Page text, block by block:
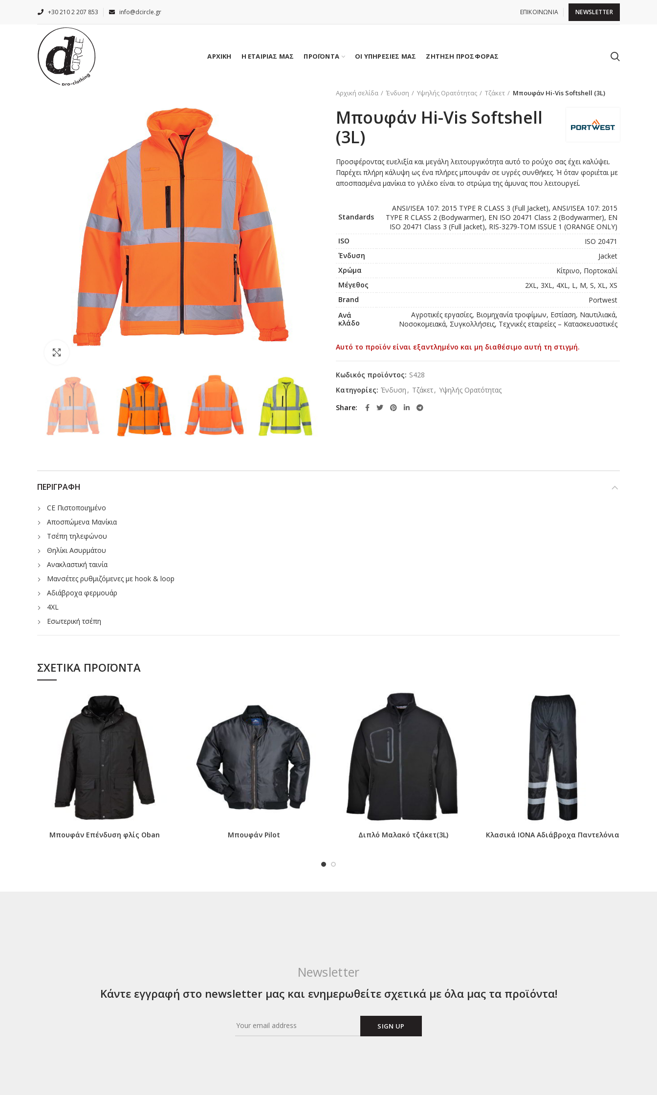
+30 210 2 207 853 info@dcircle.gr ΕΠΙΚΟΙΝΩΝΙΑ NEWSLETTER
ΑΡΧΙΚΗ Η ΕΤΑΙΡΙΑΣ ΜΑΣ ΠΡΟΪΟΝΤΑ ΟΙ ΥΠΗΡΕΣΙΕΣ ΜΑΣ ΖΗΤΗΣΗ ΠΡΟΣΦΟΡΑΣ
Αρχική σελίδα Ένδυση Υψηλής Ορατότητας Τζάκετ Μπουφάν Hi-Vis Softshell (3L)
Μπουφάν Hi-Vis Softshell
(3L)
Προσφέροντας ευελιξία και μεγάλη λειτουργικότητα αυτό το ρούχο σας έχει καλύψει.
Παρέχει πλήρη κάλυψη ως ένα πλήρες μπουφάν σε υγρές συνθήκες. Ή όταν φοριέται με
αποσπασμένα μανίκια το γιλέκο είναι το στρώμα της άμυνας που λειτουργεί.
Standards
ANSI/ISEA 107: 2015 TYPE R CLASS 3 (Full Jacket), ANSI/ISEA 107: 2015
TYPE R CLASS 2 (Bodywarmer), EN ISO 20471 Class 2 (Bodywarmer), EN
ISO 20471 Class 3 (Full Jacket), RIS-3279-TOM ISSUE 1 (ORANGE ONLY)
ISO
ISO 20471
Ένδυση
Jacket
Χρώμα
Κίτρινο, Πορτοκαλί
Μέγεθος
2XL, 3XL, 4XL, L, M, S, XL, XS
Brand
Portwest
Ανά
κλάδο
Αγροτικές εργασίες, Βιομηχανία τροφίμων, Εστίαση, Ναυτιλιακά,
Νοσοκομειακά, Συγκολλήσεις, Τεχνικές εταιρείες – Κατασκευαστικές
Αυτό το προϊόν είναι εξαντλημένο και μη διαθέσιμο αυτή τη στιγμή.
Κωδικός προϊόντος: S428
Κατηγορίες: Ένδυση , Τζάκετ, Υψηλής Ορατότητας
Share
ΠΕΡΙΓΡΑΦΉ
CE Πιστοποιημένο
Αποσπώμενα Μανίκια
Τσέπη τηλεφώνου
Θηλίκι Ασυρμάτου
Ανακλαστική ταινία
Μανσέτες ρυθμιζόμενες με hook & loop
Αδιάβροχα φερμουάρ
4XL
Εσωτερική τσέπη
Συμμορφώνεται με το RIS 3279-TOM για τη σιδηροδρομική βιομηχανία (μόνο πορτοκαλί)
Δύο πλευρών τσέπες με φερμουάρ για ασφαλή αποθήκευση
Πιστοποιείται μετά από 50x πλύσεις
Τσέπες στο στήθος με φερμουάρ
ΣΧΕΤΙΚΆ ΠΡΟΪΌΝΤΑ
Μπουφάν Επένδυση φλίς Oban Μπουφάν Pilot Διπλό Μαλακό τζάκετ(3L) Κλασικά ΙΟΝΑ Αδιάβροχα Παντελόνια
Newsletter
Κάντε εγγραφή στο newsletter μας και ενημερωθείτε σχετικά με όλα μας τα προϊόντα!